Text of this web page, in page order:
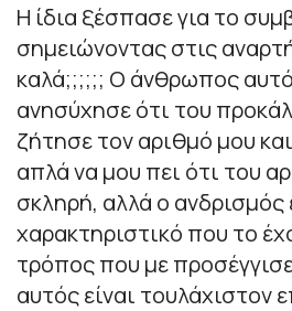
Η ίδια ξέσπασε για το
σημειώνοντας στις
καλά;;;;;; Ο άνθρωπος
ανησύχησε ότι του
ζήτησε τον αριθμό μου
απλά να μου πει ότι του
σκληρή, αλλά ο ανδρισμός
χαρακτηριστικό που το
τρόπος που με
αυτός είναι τουλάχιστον